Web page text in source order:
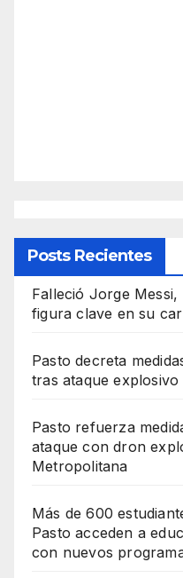
Posts Recientes
Falleció Jorge
figura clave en su
Pasto decreta
tras ataque
Pasto refuerza
ataque con dron
Metropolitana
Más de 600
Pasto acceden a
con nuevos